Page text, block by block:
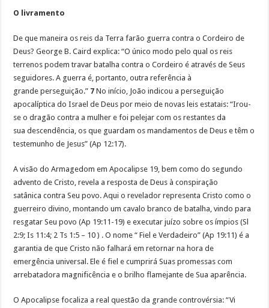
O livramento
De que maneira os reis da Terra farão guerra contra o Cordeiro de
Deus? George B. Caird explica: “O único modo pelo qual os reis
terrenos podem travar batalha contra o Cordeiro é através de Seus
seguidores. A guerra é, portanto, outra referência à
grande perseguição.” 7No início, João indicou a perseguição
apocalíptica do Israel de Deus por meio de novas leis estatais: “Irou-
se o dragão contra a mulher e foi pelejar com os restantes da
sua descendência, os que guardam os mandamentos de Deus e têm o
testemunho de Jesus” (Ap 12:17).
A visão do Armagedom em Apocalipse 19, bem como do segundo
advento de Cristo, revela a resposta de Deus à conspiração
satânica contra Seu povo. Aqui o revelador representa Cristo como o
guerreiro divino, montando um cavalo branco de batalha, vindo para
resgatar Seu povo (Ap 19:11-19) e executar juízo sobre os ímpios (Sl
2:9; Is 11:4; 2 Ts 1:5 – 10 ) . O nome “ Fiel e Verdadeiro” (Ap 19:11) é a
garantia de que Cristo não falhará em retornar na hora de
emergência universal. Ele é fiel e cumprirá Suas promessas com
arrebatadora magnificência e o brilho flamejante de Sua aparência.
O Apocalipse focaliza a real questão da grande controvérsia: “Vi